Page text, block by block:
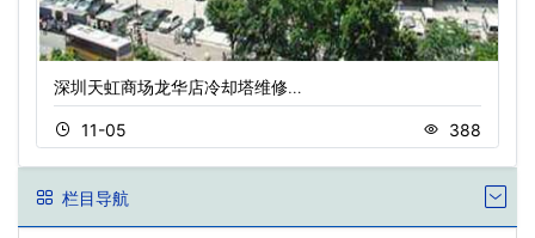
深圳天虹商场龙华店冷却塔维修…
11-05 388
栏目导航